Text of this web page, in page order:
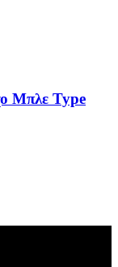
Μπλε Type